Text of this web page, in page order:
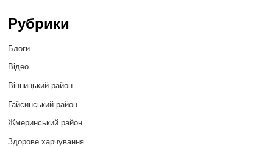
Рубрики
Блоги
Відео
Вінницький район
Гайсинський район
Жмеринський район
Здорове харчування